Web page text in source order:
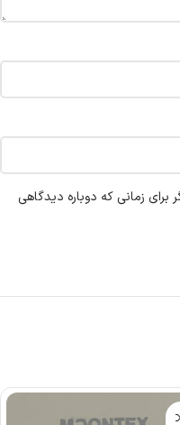
زمانی که دوباره دیدگاهی